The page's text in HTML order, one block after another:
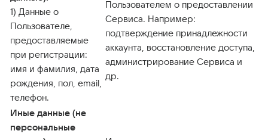
1) Данные о
Пользователе,
предоставляемые
при регистрации:
имя и фамилия, дата
рождения, пол, email,
телефон.
Пользователем о предоставлении
Сервиса. Например:
подтверждение принадлежности
аккаунта, восстановление доступа,
администрирование Сервиса и
др.
Иные данные (не
персональные